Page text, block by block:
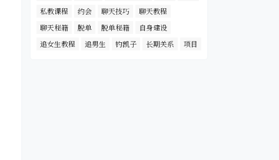
私教课程
约会 聊天技巧
聊天教程
聊天秘籍
脱单 脱单秘籍
自身建设
追女生教程
追男生 钓凯子 长期关系 项目